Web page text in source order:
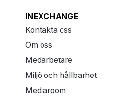
INEXCHANGE
Kontakta oss
Om oss
Medarbetare
Miljö och hållbarhet
Mediaroom